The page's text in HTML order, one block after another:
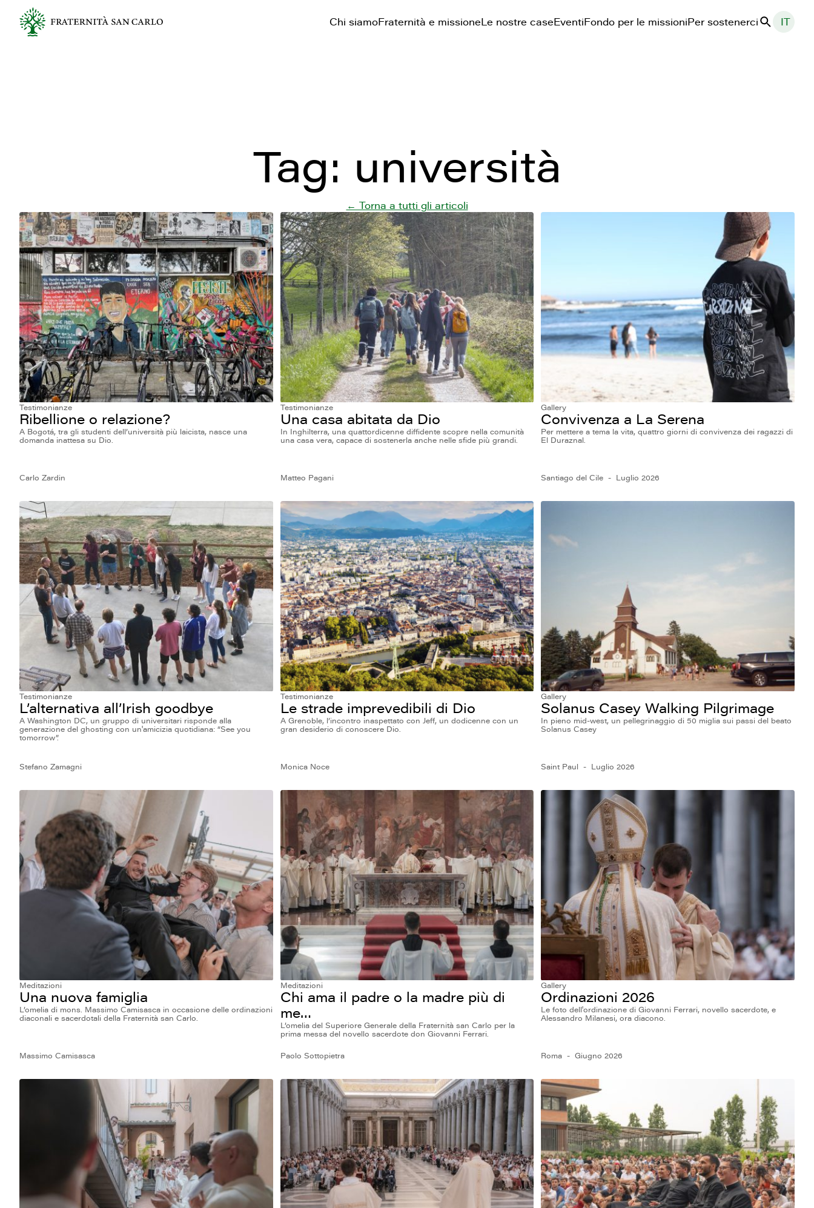
Chi siamoFraternità e missioneLe nostre caseEventiFondo per le missioniPer sostenerci Cerca
IT
Tag: università
← Torna a tutti gli articoli
Testimonianze
Ribellione o relazione?
A Bogotá, tra gli studenti dell’università più laicista, nasce una
domanda inattesa su Dio.
Carlo Zardin
Testimonianze
Una casa abitata da Dio
In Inghilterra, una quattordicenne diffidente scopre nella comunità
una casa vera, capace di sostenerla anche nelle sfide più grandi.
Matteo Pagani
Gallery
Convivenza a La Serena
Per mettere a tema la vita, quattro giorni di convivenza dei ragazzi di
El Duraznal.
Santiago del Cile Luglio 2026
Testimonianze
L’alternativa all’Irish goodbye
A Washington DC, un gruppo di universitari risponde alla
generazione del ghosting con un'amicizia quotidiana: “See you
tomorrow”.
Stefano Zamagni
Testimonianze
Le strade imprevedibili di Dio
A Grenoble, l’incontro inaspettato con Jeff, un dodicenne con un
gran desiderio di conoscere Dio.
Monica Noce
Gallery
Solanus Casey Walking Pilgrimage
In pieno mid-west, un pellegrinaggio di 50 miglia sui passi del beato
Solanus Casey
Saint Paul Luglio 2026
Meditazioni
Una nuova famiglia
L’omelia di mons. Massimo Camisasca in occasione delle ordinazioni
diaconali e sacerdotali della Fraternità san Carlo.
Massimo Camisasca
Meditazioni
Chi ama il padre o la madre più di
me…
L’omelia del Superiore Generale della Fraternità san Carlo per la
prima messa del novello sacerdote don Giovanni Ferrari.
Paolo Sottopietra
Gallery
Ordinazioni 2026
Le foto dell'ordinazione di Giovanni Ferrari, novello sacerdote, e
Alessandro Milanesi, ora diacono.
Roma Giugno 2026